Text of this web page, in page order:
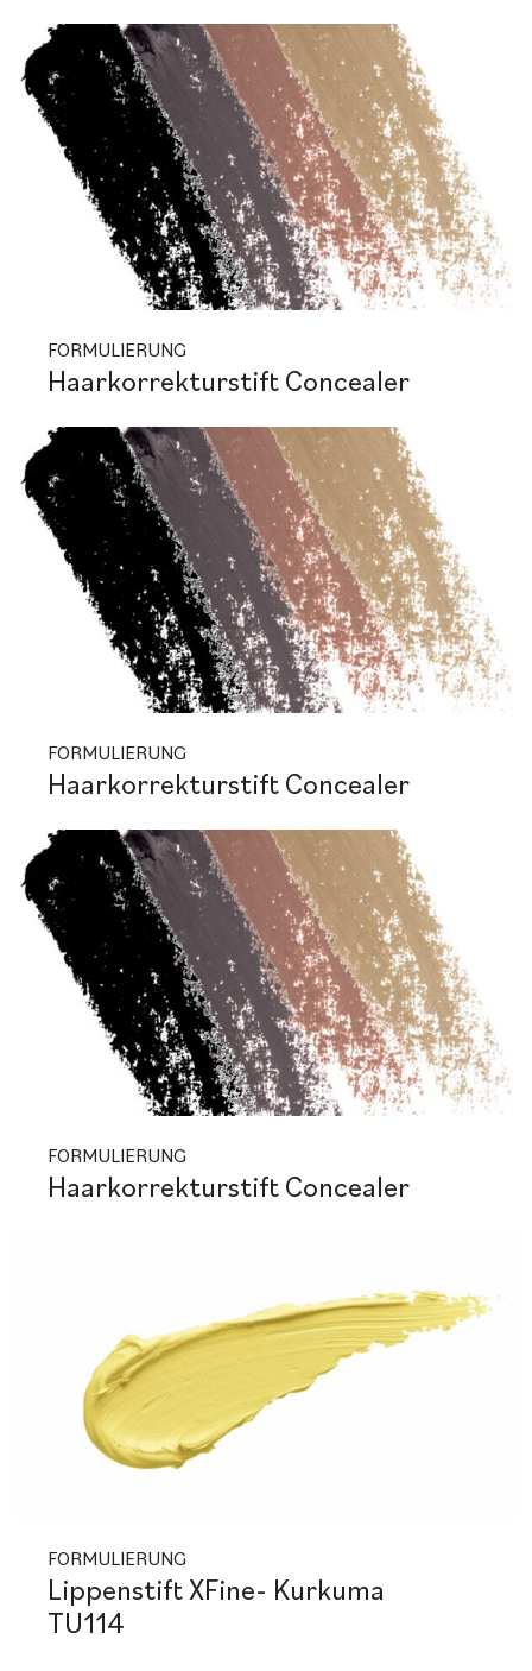
FORMULIERUNG
Haarkorrekturstift Concealer
FORMULIERUNG
Haarkorrekturstift Concealer
FORMULIERUNG
Haarkorrekturstift Concealer
FORMULIERUNG
Lippenstift XFine- Kurkuma
TU114